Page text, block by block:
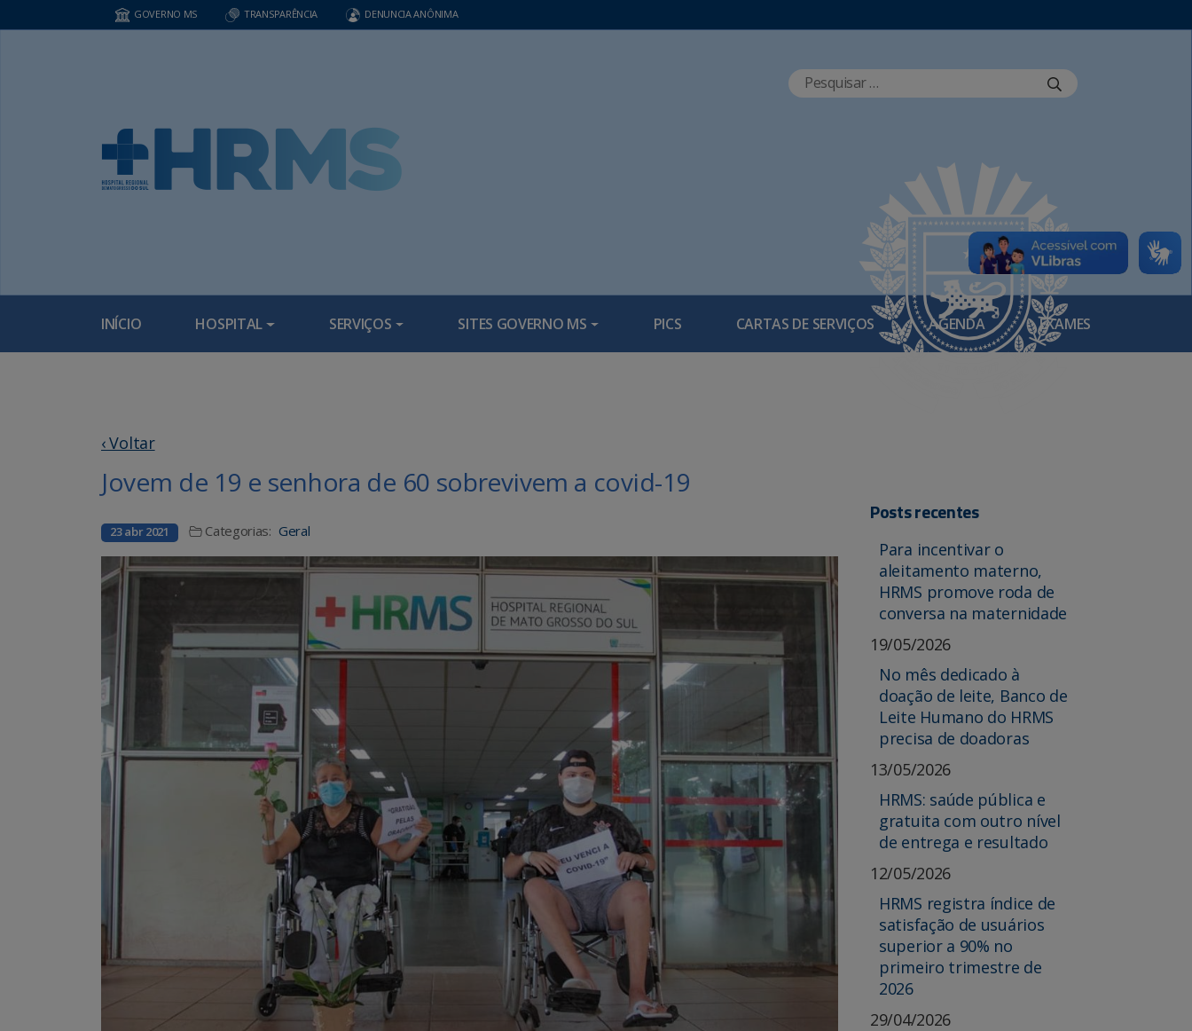
GOVERNO MS TRANSPARÊNCIA DENUNCIA ANÔNIMA
INÍCIO HOSPITAL SERVIÇOS SITES GOVERNO MS PICS CARTAS DE SERVIÇOS AGENDA EXAMES
‹ Voltar
Jovem de 19 e senhora de 60 sobrevivem a covid-19
23 abr 2021 Categorias: Geral
Posts recentes
Para incentivar o
aleitamento materno,
HRMS promove roda de
conversa na maternidade
19/05/2026
No mês dedicado à
doação de leite, Banco de
Leite Humano do HRMS
precisa de doadoras
13/05/2026
HRMS: saúde pública e
gratuita com outro nível
de entrega e resultado
12/05/2026
HRMS registra índice de
satisfação de usuários
superior a 90% no
primeiro trimestre de
2026
29/04/2026